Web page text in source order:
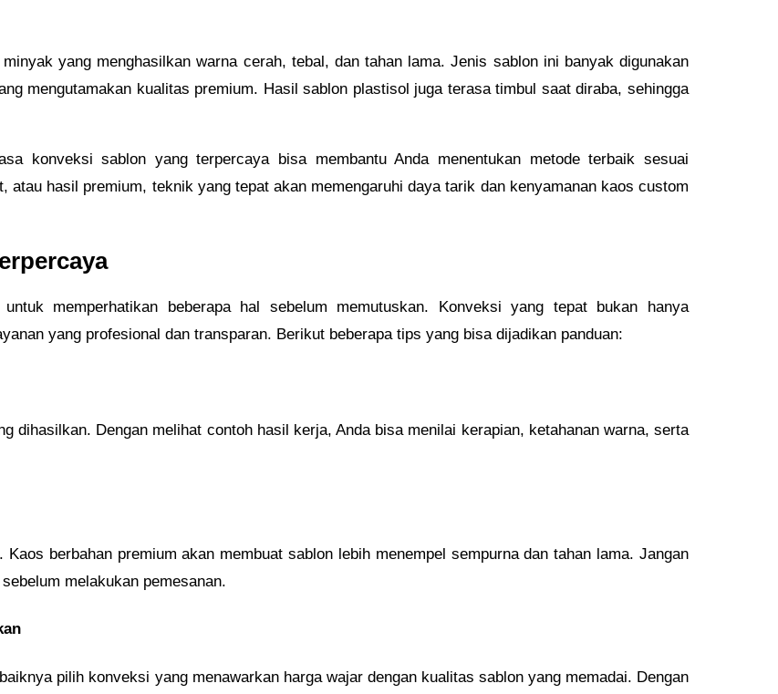
yang menghasilkan warna cerah, tebal, dan tahan lama. Jenis sablon ini banyak digunakan
mengutamakan kualitas premium. Hasil sablon plastisol juga terasa timbul saat diraba, sehingga
konveksi sablon yang terpercaya bisa membantu Anda menentukan metode terbaik sesuai
hasil premium, teknik yang tepat akan memengaruhi daya tarik dan kenyamanan kaos custom
memperhatikan beberapa hal sebelum memutuskan. Konveksi yang tepat bukan hanya
yang profesional dan transparan. Berikut beberapa tips yang bisa dijadikan panduan:
dihasilkan. Dengan melihat contoh hasil kerja, Anda bisa menilai kerapian, ketahanan warna, serta
berbahan premium akan membuat sablon lebih menempel sempurna dan tahan lama. Jangan
melakukan pemesanan.
pilih konveksi yang menawarkan harga wajar dengan kualitas sablon yang memadai. Dengan